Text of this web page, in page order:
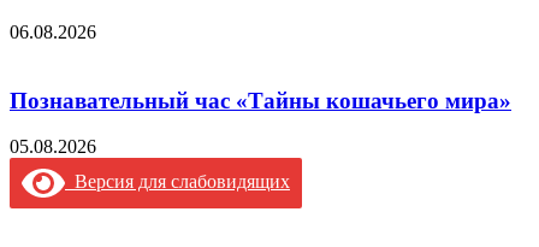
06.08.2026
Познавательный час «Тайны кошачьего мира»
05.08.2026
Версия для слабовидящих